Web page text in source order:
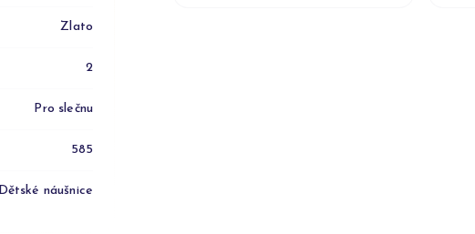
Zlato
2
Pro slečnu
585
Dětské náušnice